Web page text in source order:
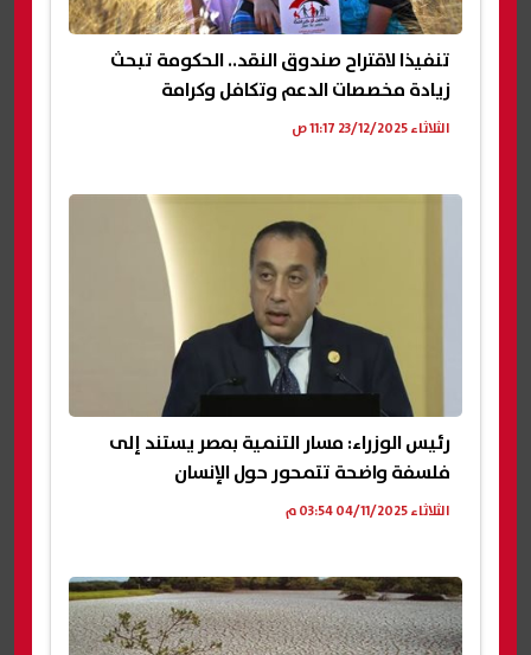
تنفيذا لاقتراح صندوق النقد.. الحكومة تبحث
زيادة مخصصات الدعم وتكافل وكرامة
الثلاثاء 23/12/2025 11:17 ص
رئيس الوزراء: مسار التنمية بمصر يستند إلى
فلسفة واضحة تتمحور حول الإنسان
الثلاثاء 04/11/2025 03:54 م